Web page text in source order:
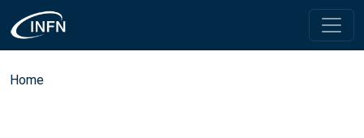
Salta al contenuto principale
Briciole di pane
Home